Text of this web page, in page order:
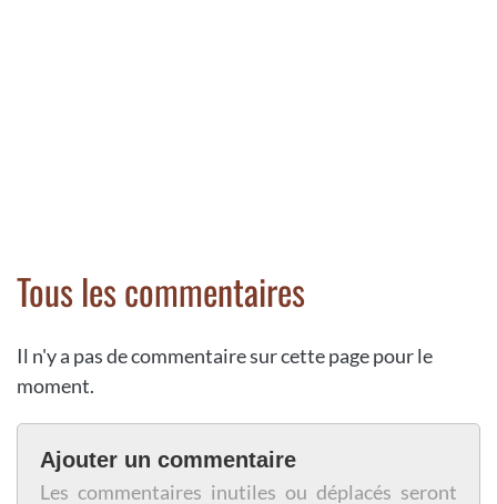
Tous les commentaires
Il n'y a pas de commentaire sur cette page pour le
moment.
Ajouter un commentaire
Les commentaires inutiles ou déplacés seront